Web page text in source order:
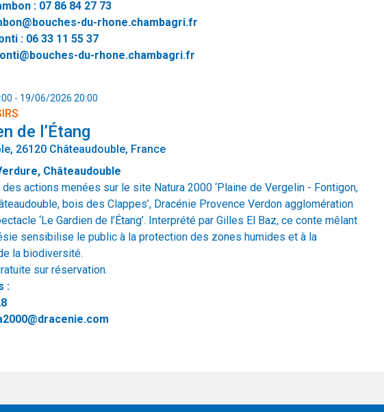
: 07 86 84 27 73
du-rhone.chambagri.fr
: 06 33 11 55 37
du-rhone.chambagri.fr
- 19/06/2026 20:00
de l’Étang
26120 Châteaudouble, France
Châteaudouble
des actions menées sur le site Natura 2000 ‘Plaine de Vergelin - Fontigon,
bois des Clappes’, Dracénie Provence Verdon agglomération
‘Le Gardien de l’Étang’. Interprété par Gilles El Baz, ce conte mêlant
sensibilise le public à la protection des zones humides et à la
la biodiversité.
sur réservation.
: